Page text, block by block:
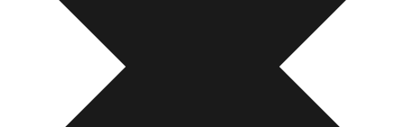
Anerkannt als “BNE”-Akteur